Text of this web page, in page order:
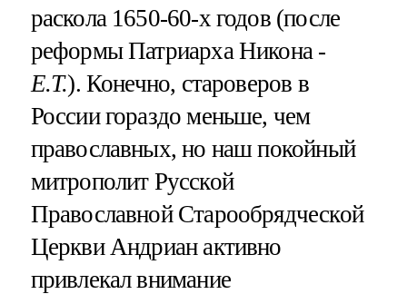
раскола 1650-60-х годов (после
реформы Патриарха Никона -
Е.Т.). Конечно, староверов в
России гораздо меньше, чем
православных, но наш покойный
митрополит Русской
Православной Старообрядческой
Церкви Андриан активно
привлекал внимание